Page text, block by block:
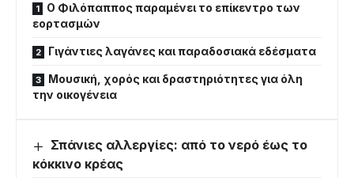
Ο Φιλόπαππος παραμένει το επίκεντρο των
εορτασμών
Γιγάντιες λαγάνες και παραδοσιακά εδέσματα
Μουσική, χορός και δραστηριότητες για όλη
την οικογένεια
Σπάνιες αλλεργίες: από το νερό έως το
κόκκινο κρέας